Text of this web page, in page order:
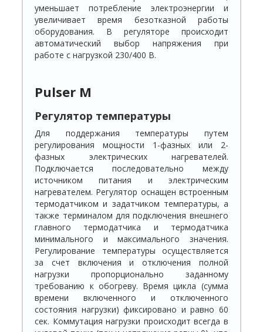
уменьшает потребление электроэнергии и
увеличивает время безотказной работы
оборудования. В регуляторе происходит
автоматический выбор напряжения при
работе с нагрузкой 230/400 В.
Pulser M
Регулятор температуры
Для поддержания температуры путем
регулирования мощности 1-фазных или 2-
фазных электрических нагревателей.
Подключается последовательно между
источником питания и электрическим
нагревателем. Регулятор оснащен встроенным
термодатчиком и задатчиком температуры, а
также терминалом для подключения внешнего
главного термодатчика и термодатчика
минимального и максимального значения.
Регулирование температуры осуществляется
за счет включения и отключения полной
нагрузки пропорционально заданному
требованию к обогреву. Время цикла (сумма
времени включенного и отключенного
состояния нагрузки) фиксировано и равно 60
сек. Коммутация нагрузки происходит всегда в